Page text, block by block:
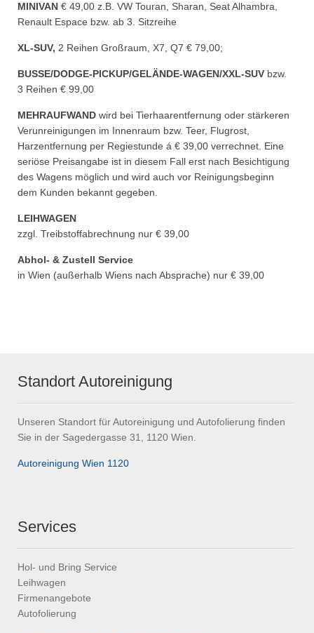
MINIVAN € 49,00 z.B. VW Touran, Sharan, Seat Alhambra,
Renault Espace bzw. ab 3. Sitzreihe
XL-SUV, 2 Reihen Großraum, X7, Q7 € 79,00;
BUSSE/DODGE-PICKUP/GELÄNDE-WAGEN/XXL-SUV bzw.
3 Reihen € 99,00
MEHRAUFWAND wird bei Tierhaarentfernung oder stärkeren
Verunreinigungen im Innenraum bzw. Teer, Flugrost,
Harzentfernung per Regiestunde á € 39,00 verrechnet. Eine
seriöse Preisangabe ist in diesem Fall erst nach Besichtigung
des Wagens möglich und wird auch vor Reinigungsbeginn
dem Kunden bekannt gegeben.
LEIHWAGEN
zzgl. Treibstoffabrechnung nur € 39,00
Abhol- & Zustell Service
in Wien (außerhalb Wiens nach Absprache) nur € 39,00
Standort Autoreinigung
Unseren Standort für Autoreinigung und Autofolierung finden
Sie in der Sagedergasse 31, 1120 Wien.
Autoreinigung Wien 1120
Services
Hol- und Bring Service
Leihwagen
Firmenangebote
Autofolierung